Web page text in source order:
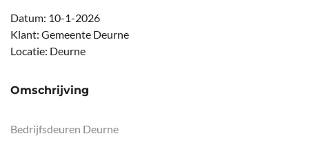
Datum: 10-1-2026
Klant: Gemeente Deurne
Locatie: Deurne
Omschrijving
Bedrijfsdeuren Deurne